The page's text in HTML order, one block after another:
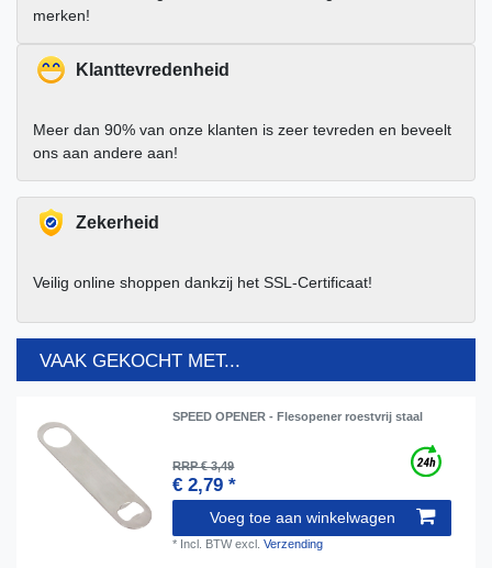
merken!
Klanttevredenheid
Meer dan 90% van onze klanten is zeer tevreden en beveelt
ons aan andere aan!
Zekerheid
Veilig online shoppen dankzij het SSL-Certificaat!
VAAK GEKOCHT MET...
SPEED OPENER - Flesopener roestvrij staal
RRP € 3,49
€ 2,79 *
Voeg toe aan winkelwagen
* Incl. BTWexcl.Verzending